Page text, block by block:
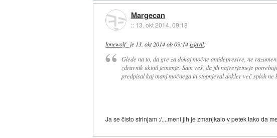
Margecan
:: 13. okt 2014, 09:18
lonewolf_ je 13. okt 2014 ob 09:14 izjavil:
Glede na to, da gre za dokaj močne antidepresive, ne
zdravnik ukinil jemanje. Sam veš, da jih najverjetneje
predpisal kaj manj močnega in stopnjeval dokler več sploh ne
Ja se čisto strinjam :/....meni jih je zmanjkalo v petek tako da